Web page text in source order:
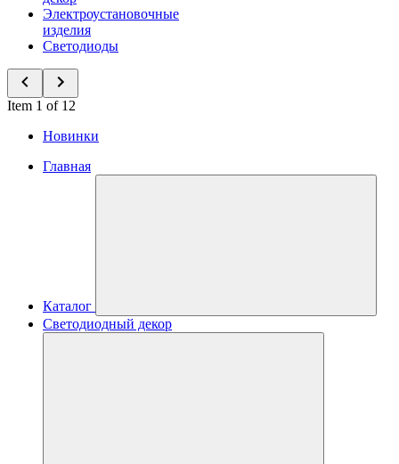
Электроустановочные
изделия
Светодиоды
Item 1 of 12
Новинки
Главная
Каталог
Светодиодный декор